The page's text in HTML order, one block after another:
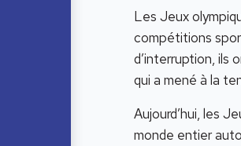
Les Jeux
compétitions
d’interruption, ils
qui a mené à la
Aujourd’hui, les
monde entier